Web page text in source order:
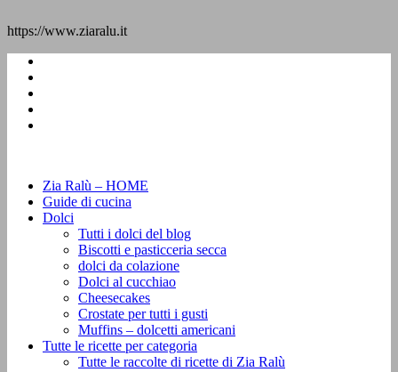
https://www.ziaralu.it
Zia Ralù – HOME
Guide di cucina
Dolci
Tutti i dolci del blog
Biscotti e pasticceria secca
dolci da colazione
Dolci al cucchiao
Cheesecakes
Crostate per tutti i gusti
Muffins – dolcetti americani
Tutte le ricette per categoria
Tutte le raccolte di ricette di Zia Ralù